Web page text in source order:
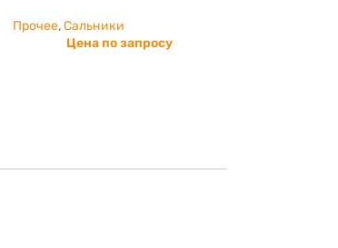
Прочее, Сальники
Цена по запросу